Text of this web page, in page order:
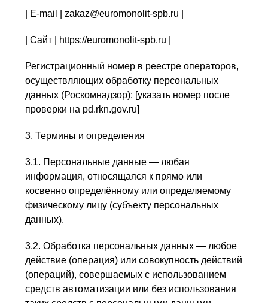
| E-mail | zakaz@euromonolit-spb.ru |
| Сайт | https://euromonolit-spb.ru |
Регистрационный номер в реестре операторов,
осуществляющих обработку персональных
данных (Роскомнадзор): [указать номер после
проверки на pd.rkn.gov.ru]
3. Термины и определения
3.1. Персональные данные — любая
информация, относящаяся к прямо или
косвенно определённому или определяемому
физическому лицу (субъекту персональных
данных).
3.2. Обработка персональных данных — любое
действие (операция) или совокупность действий
(операций), совершаемых с использованием
средств автоматизации или без использования